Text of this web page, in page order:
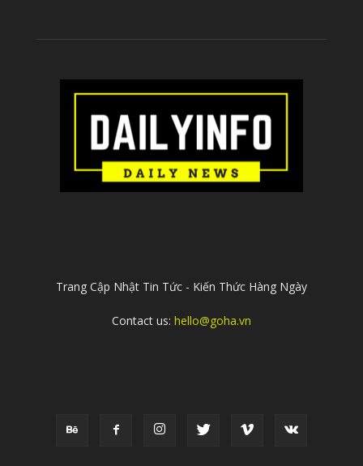
Trang Cập Nhật Tin Tức - Kiến Thức Hàng Ngày
Contact us: hello@goha.vn